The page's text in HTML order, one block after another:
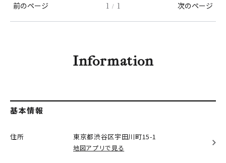
前のページ 1 / 1 次のページ
Information
基本情報
住所 東京都渋谷区宇田川町15-1
地図アプリで見る